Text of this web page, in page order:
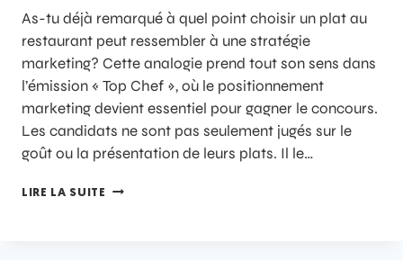
As-tu déjà remarqué à quel point choisir un plat au
restaurant peut ressembler à une stratégie
marketing? Cette analogie prend tout son sens dans
l’émission « Top Chef », où le positionnement
marketing devient essentiel pour gagner le concours.
Les candidats ne sont pas seulement jugés sur le
goût ou la présentation de leurs plats. Il le…
LIRE LA SUITE